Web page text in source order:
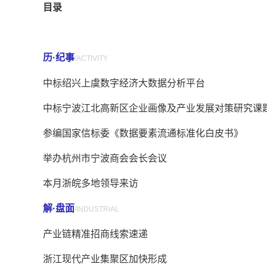
目录
历·纪事/ACTIVITY
中标绍兴上虞数字经济大数据分析平台
中标宁波江北高新区企业画像及产业发展对策研究课
参编国家信标委《数据要素流通标准化白皮书》
举办杭州市宁波商会会长会议
本月浙皖多地领导来访
解·盘面/INDUSTRIAL
产业链精准招商线索速递
浙江现代产业集聚区加快形成